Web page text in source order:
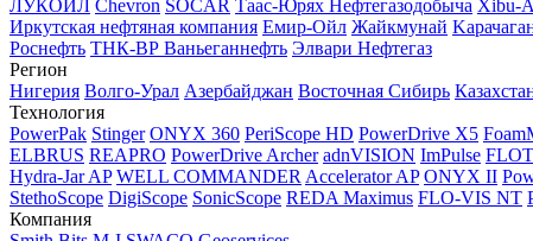
ЛУКОЙЛ Chevron SOCAR Таас-Юрях Нефтегазодобыча Xibu-
Иркутская нефтяная компания Емир-Ойл Жайкмунай
Роснефть ТНК-ВР Ваньеганнефть Элвари Нефтегаз
Регион
Нигерия Волго-Урал Азербайджан Восточная Сибирь
Технология
PowerPak Stinger ONYX 360 PeriScope HD PowerDrive X5
ELBRUS REAPRO PowerDrive Archer adnVISION ImPulse
Hydra-Jar AP WELL COMMANDER Accelerator AP ONYX II
StethoScope DigiScope SonicScope REDA Maximus FLO-VIS NT
Компания